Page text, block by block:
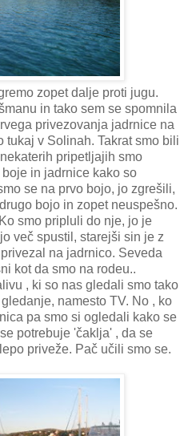
zopet dalje proti jugu.
in tako sem se spomnila
privezovanja jadrnice na
v Solinah. Takrat smo bili
pripetljajih smo
in jadrnice kako so
se na prvo bojo, jo zgrešili,
bojo in zopet neuspešno.
smo pripluli do nje, jo je
več spustil, starejši sin je z
na jadrnico. Seveda
kot da smo na rodeu..
, ki so nas gledali smo tako
namesto TV. No , ko
pa smo si ogledali kako se
potrebuje 'čaklja' , da se
priveže. Pač učili smo se.